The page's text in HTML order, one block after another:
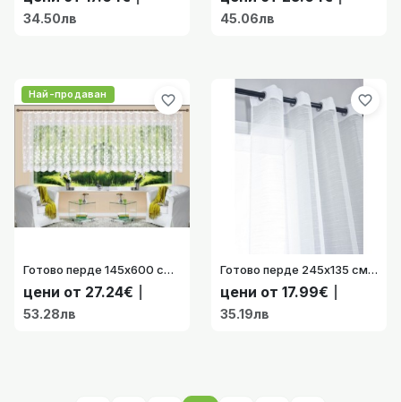
34.50лв
45.06лв
Най-продаван favorite_border
Готово перде 145х600 см. на флорални мотиви с красив завършек, за Релса и Тръбен Корниз, цвят бял код-131463
цени от 27.24€
53.28лв
favorite_border
Готово перде 245х135 см. „Дрезден“ с коланче на нежни хоризонтални райета за тръбен корниз цвят натурален код-202440-001
цени от 17.99€
35.19лв